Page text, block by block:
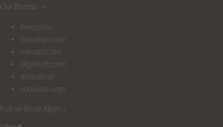
Our Brands ＋
itero.com
invisalign.com
exocad.com
aligntech.com
dentalxr.ai
cubicure.com
Follow life at Align ＋